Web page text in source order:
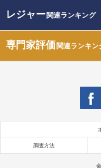
レジャー関連ランキング
専門家評価関連ランキン
調査方法